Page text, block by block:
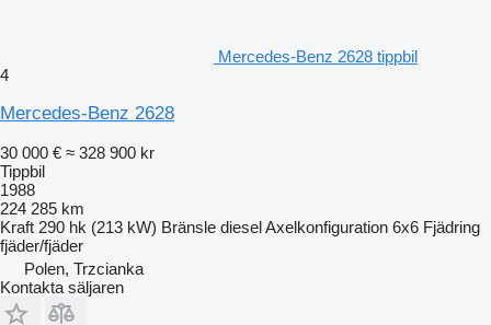
Mercedes-Benz 2628 tippbil
4
Mercedes-Benz 2628
30 000 € ≈ 328 900 kr
Tippbil
1988
224 285 km
Kraft 290 hk (213 kW) Bränsle dieselAxelkonfiguration 6x6 Fjädring
fjäder/fjäder
Polen, Trzcianka
Kontakta säljaren